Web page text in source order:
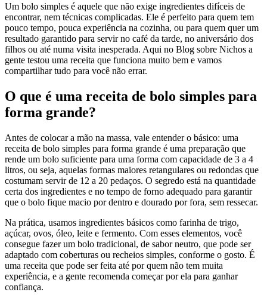
Um bolo simples é aquele que não exige ingredientes difíceis de
encontrar, nem técnicas complicadas. Ele é perfeito para quem tem
pouco tempo, pouca experiência na cozinha, ou para quem quer um
resultado garantido para servir no café da tarde, no aniversário dos
filhos ou até numa visita inesperada. Aqui no Blog sobre Nichos a
gente testou uma receita que funciona muito bem e vamos
compartilhar tudo para você não errar.
O que é uma receita de bolo simples para
forma grande?
Antes de colocar a mão na massa, vale entender o básico: uma
receita de bolo simples para forma grande é uma preparação que
rende um bolo suficiente para uma forma com capacidade de 3 a 4
litros, ou seja, aquelas formas maiores retangulares ou redondas que
costumam servir de 12 a 20 pedaços. O segredo está na quantidade
certa dos ingredientes e no tempo de forno adequado para garantir
que o bolo fique macio por dentro e dourado por fora, sem ressecar.
Na prática, usamos ingredientes básicos como farinha de trigo,
açúcar, ovos, óleo, leite e fermento. Com esses elementos, você
consegue fazer um bolo tradicional, de sabor neutro, que pode ser
adaptado com coberturas ou recheios simples, conforme o gosto. É
uma receita que pode ser feita até por quem não tem muita
experiência, e a gente recomenda começar por ela para ganhar
confiança.